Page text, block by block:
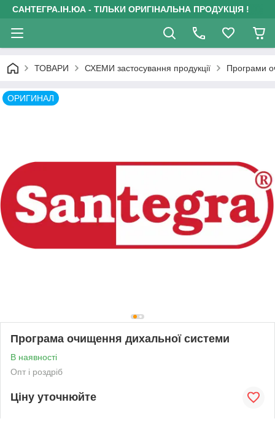
САНТЕГРА.ІН.ЮА - ТІЛЬКИ ОРИГІНАЛЬНА ПРОДУКЦІЯ !
ТОВАРИ СХЕМИ застосування продукції Програми
ОРИГИНАЛ
Програма очищення дихальної системи
В наявності
Опт і роздріб
Ціну уточнюйте